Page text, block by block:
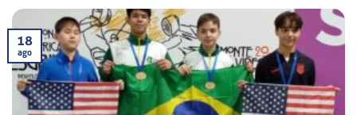
18
ago